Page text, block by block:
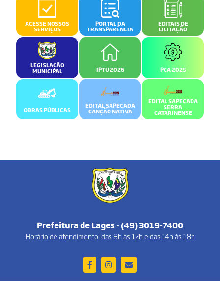
ACESSE NOSSOS
SERVIÇOS
PORTAL DA
TRANSPARÊNCIA
EDITAIS DE
LICITAÇÃO
LEGISLAÇÃO
MUNICIPAL IPTU 2026 PCA 2025
OBRAS PÚBLICAS
EDITAL SAPECADA
CANÇÃO NATIVA
EDITAL SAPECADA
SERRA
CATARINENSE
Prefeitura de Lages - (49) 3019-7400
Horário de atendimento: das 8h às 12h e das 14h às 18h